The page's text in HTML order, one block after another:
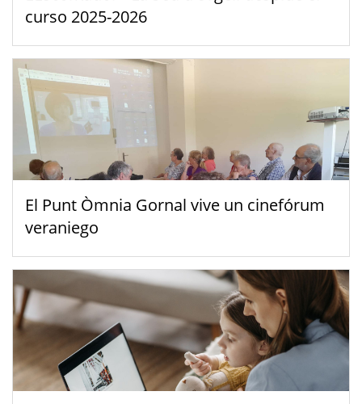
curso 2025-2026
El Punt Òmnia Gornal vive un cinefórum
veraniego